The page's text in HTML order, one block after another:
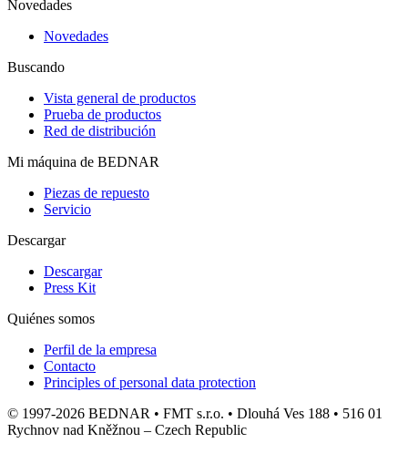
Novedades
Novedades
Buscando
Vista general de productos
Prueba de productos
Red de distribución
Mi máquina de BEDNAR
Piezas de repuesto
Servicio
Descargar
Descargar
Press Kit
Quiénes somos
Perfil de la empresa
Contacto
Principles of personal data protection
© 1997-2026 BEDNAR • FMT s.r.o. • Dlouhá Ves 188 • 516 01
Rychnov nad Kněžnou – Czech Republic